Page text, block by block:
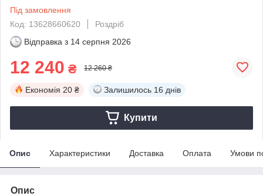
Під замовлення
Код: 13628660620
Роздріб
Відправка з 14 серпня 2026
12 240 ₴ 12 260 ₴
Економія 20 ₴ Залишилось 16 днів
Купити
Опис Характеристики Доставка Оплата Умови
Опис